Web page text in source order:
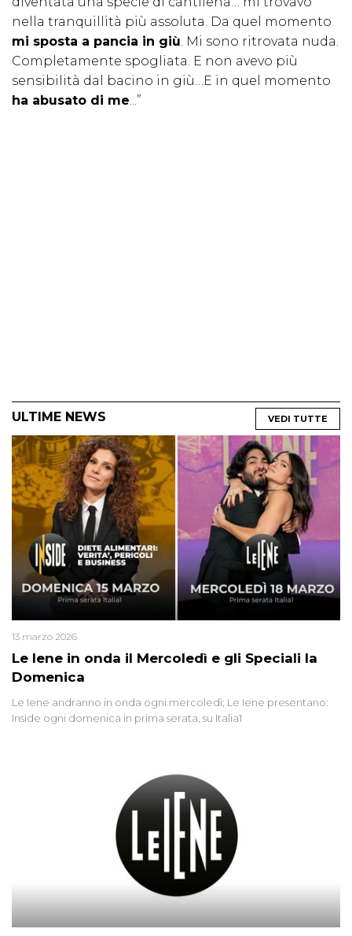
nella tranquillità più assoluta. Da quel momento
mi sposta a pancia in giù. Mi sono ritrovata nuda.
Completamente spogliata. E non avevo più
sensibilità dal bacino in giù…E in quel momento
ha abusato di me...”
ULTIME NEWS VEDI TUTTE
Le Iene in onda il Mercoledì e gli Speciali la
Domenica
13 marzo 2026
Le Iene andranno in onda ogni mercoledì; Le Iene presentano:
Inside ogni domenica in prima serata, su Italia1